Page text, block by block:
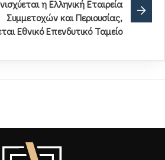
η Ελληνική Εταιρεία
Συμμετοχών και Περιουσίας,
Εθνικό Επενδυτικό Ταμείο